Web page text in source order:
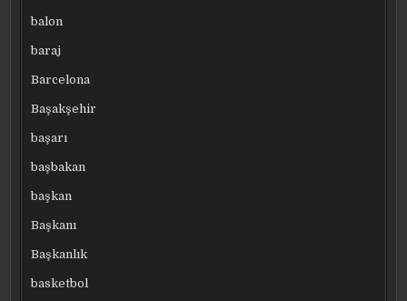
balon
baraj
Barcelona
Başakşehir
başarı
başbakan
başkan
Başkanı
Başkanlık
basketbol